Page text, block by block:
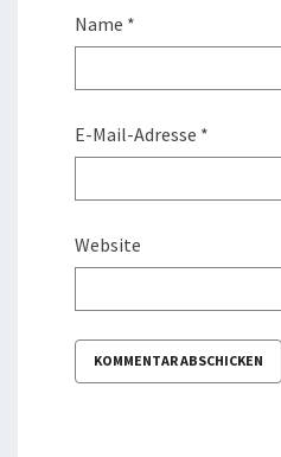
Name *
E-Mail-Adresse *
Website